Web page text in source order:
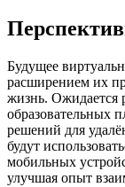
Будущее
расширением их
жизнь. Ожидается
образовательных
решений для
будут
мобильных
улучшая опыт